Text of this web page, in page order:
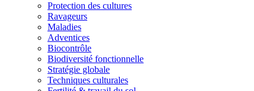
Protection des cultures
Ravageurs
Maladies
Adventices
Biocontrôle
Biodiversité fonctionnelle
Stratégie globale
Techniques culturales